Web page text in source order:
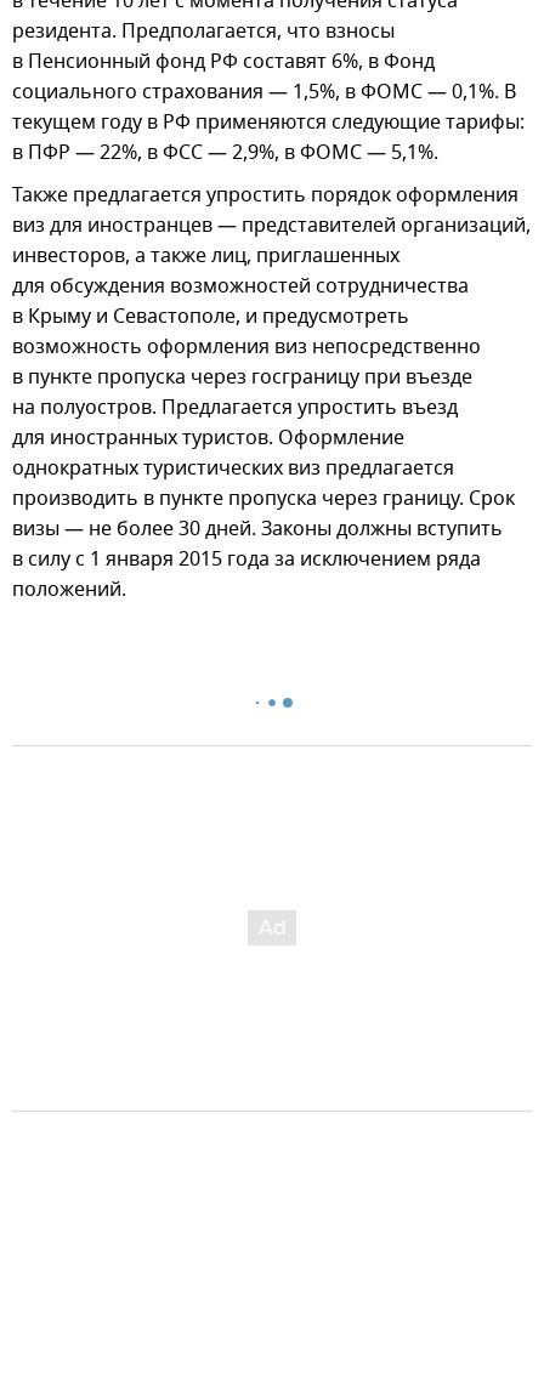
резидента. Предполагается, что взносы
в Пенсионный фонд РФ составят 6%, в Фонд
социального страхования — 1,5%, в ФОМС — 0,1%. В
текущем году в РФ применяются следующие тарифы:
в ПФР — 22%, в ФСС — 2,9%, в ФОМС — 5,1%.
Также предлагается упростить порядок оформления
виз для иностранцев — представителей организаций,
инвесторов, а также лиц, приглашенных
для обсуждения возможностей сотрудничества
в Крыму и Севастополе, и предусмотреть
возможность оформления виз непосредственно
в пункте пропуска через госграницу при въезде
на полуостров. Предлагается упростить въезд
для иностранных туристов. Оформление
однократных туристических виз предлагается
производить в пункте пропуска через границу. Срок
визы — не более 30 дней. Законы должны вступить
в силу с 1 января 2015 года за исключением ряда
положений.